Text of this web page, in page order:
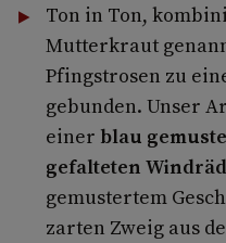
Ton in Ton,
Mutterkraut
Pfingstrosen zu
gebunden. Unser
einer blau
gefalteten
gemustertem
zarten Zweig aus